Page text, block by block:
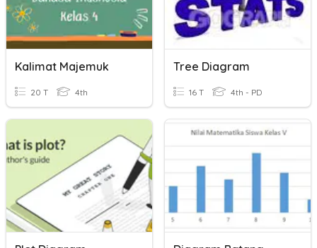
Kalimat Majemuk
20 T 4th
Tree Diagram
16 T 4th - PD